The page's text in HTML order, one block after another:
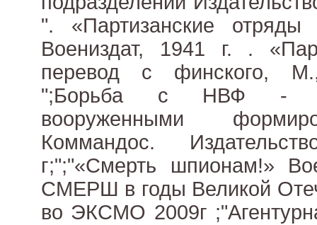
". «Партизанские
Воениздат, 1941 г. .
перевод с финского,
";Борьба с НВФ -
вооруженными
Коммандос.
г;";"«Смерть шпионам!»
СМЕРШ в годы Великой
во ЭКСМО 2009г